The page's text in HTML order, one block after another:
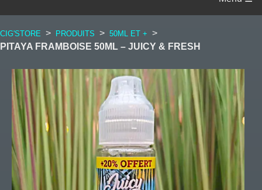
CIG'STORE > PRODUITS > 50ML ET + >
PITAYA FRAMBOISE 50ML – JUICY & FRESH